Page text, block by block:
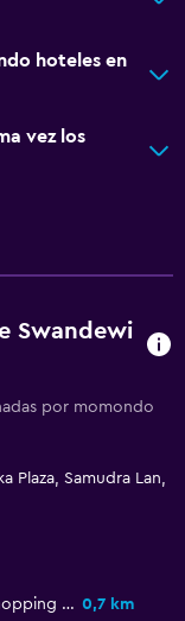
hoteles en
vez los
Swandewi
por momondo
Plaza, Samudra Lan,
Discovery Shopping Mall 0,7 km